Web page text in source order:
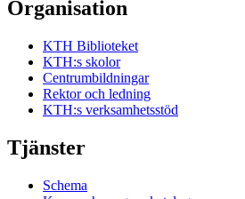
Organisation
KTH Biblioteket
KTH:s skolor
Centrumbildningar
Rektor och ledning
KTH:s verksamhetsstöd
Tjänster
Schema